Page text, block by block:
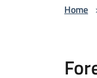
Home